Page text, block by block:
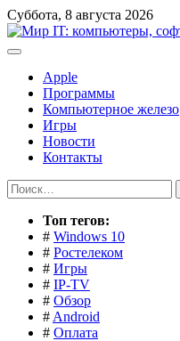
Перейти
к
содержимому
Суббота, 8 августа 2026
Apple
Программы
Компьютерное железо
Игры
Новости
Контакты
Найти:
Toп тегов:
# Windows 10
# Ростелеком
# Игры
# IP-TV
# Обзор
# Android
# Оплата